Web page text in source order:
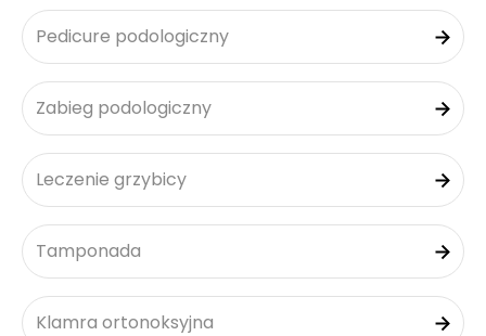
Pedicure podologiczny
Zabieg podologiczny
Leczenie grzybicy
Tamponada
Klamra ortonoksyjna